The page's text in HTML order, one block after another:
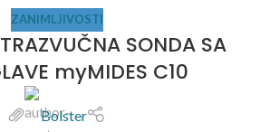
ZANIMLJIVOSTI
SONDA SA
myMIDES C10
Bolster